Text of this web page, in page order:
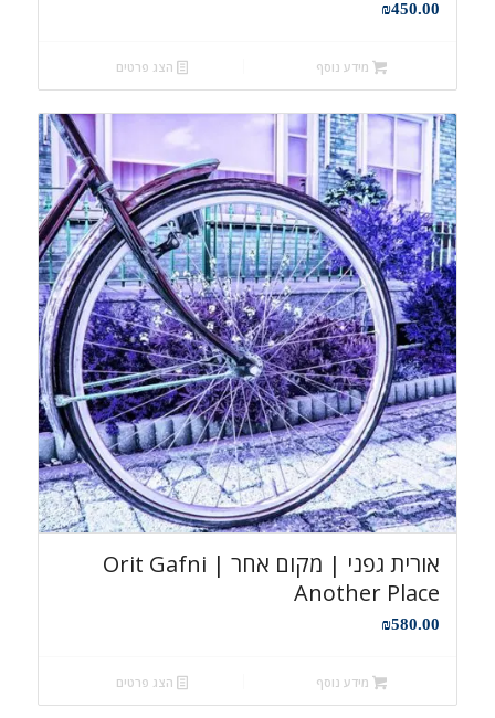
₪450.00
מידע נוסף הצג פרטים
אורית גפני | מקום אחר Orit Gafni |
Another Place
₪580.00
מידע נוסף הצג פרטים